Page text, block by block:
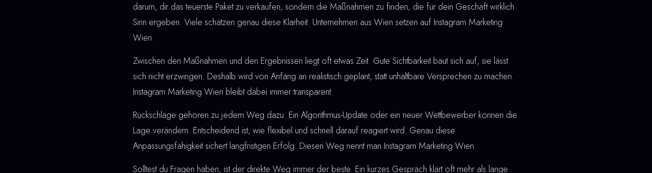
darum, dir das teuerste Paket zu verkaufen, sondern die Maßnahmen zu finden, die für dein Geschäft wirklich
Sinn ergeben. Viele schätzen genau diese Klarheit. Unternehmen aus Wien setzen auf Instagram Marketing
Wien.
Zwischen den Maßnahmen und den Ergebnissen liegt oft etwas Zeit. Gute Sichtbarkeit baut sich auf, sie lässt
sich nicht erzwingen. Deshalb wird von Anfang an realistisch geplant, statt unhaltbare Versprechen zu machen.
Instagram Marketing Wien bleibt dabei immer transparent.
Rückschläge gehören zu jedem Weg dazu. Ein Algorithmus-Update oder ein neuer Wettbewerber können die
Lage verändern. Entscheidend ist, wie flexibel und schnell darauf reagiert wird. Genau diese
Anpassungsfähigkeit sichert langfristigen Erfolg. Diesen Weg nennt man Instagram Marketing Wien.
Solltest du Fragen haben, ist der direkte Weg immer der beste. Ein kurzes Gespräch klärt oft mehr als lange